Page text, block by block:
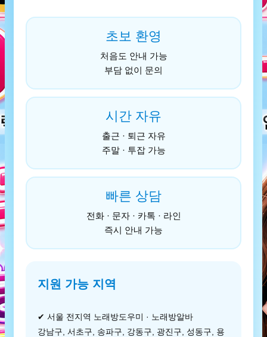
초보 환영
처음도 안내 가능
부담 없이 문의
시간 자유
출근 · 퇴근 자유
주말 · 투잡 가능
빠른 상담
전화 · 문자 · 카톡 · 라인
즉시 안내 가능
지원 가능 지역
✔ 서울 전지역 노래방도우미 · 노래방알바
강남구, 서초구, 송파구, 강동구, 광진구, 성동구, 용